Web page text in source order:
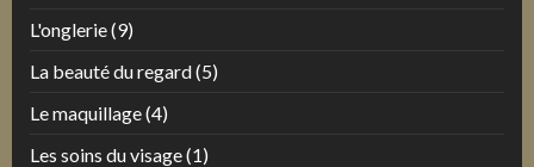
L'onglerie(9)
La beauté du regard(5)
Le maquillage(4)
Les soins du visage(1)